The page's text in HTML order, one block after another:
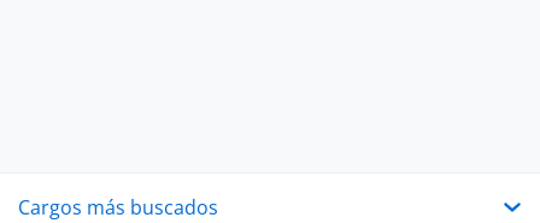
Cargos más buscados